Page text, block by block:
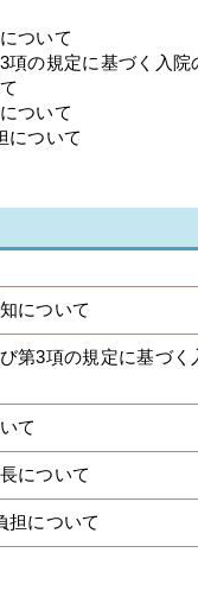
ついて
の規定に基づく入院
ついて
について
について
第3項の規定に基づく
て
について
について